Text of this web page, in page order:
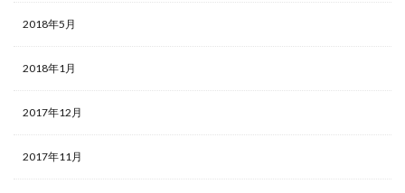
2018年5月
2018年1月
2017年12月
2017年11月